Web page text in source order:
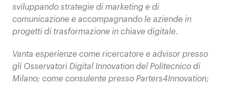
sviluppando strategie di marketing e di
comunicazione e accompagnando le aziende in
progetti di trasformazione in chiave digitale.
Vanta esperienze come ricercatore e advisor presso
gli Osservatori Digital Innovation del Politecnico di
Milano; come consulente presso Parters4Innovation;